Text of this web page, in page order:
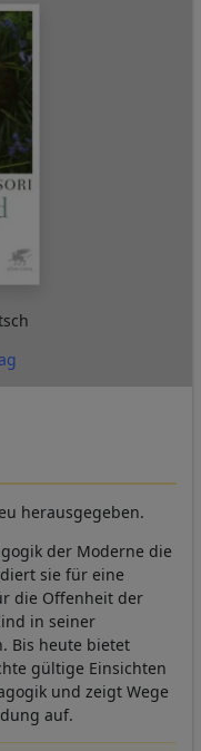
herausgegeben.
der Moderne die
sie für eine
die Offenheit der
in seiner
Bis heute bietet
gültige Einsichten
und zeigt Wege
auf.